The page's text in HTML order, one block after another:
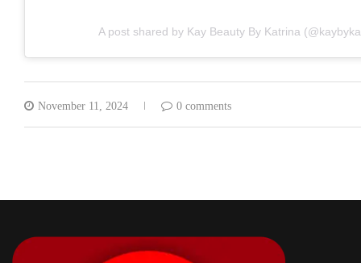
A post shared by Kay Beauty By Katrina
November 11, 2024 0 comments